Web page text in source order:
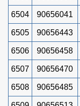
6504 90656041
6505 90656443
6506 90656458
6507 90656470
6508 90656485